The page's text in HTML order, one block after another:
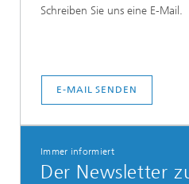
Schreiben Sie uns eine E-Mail.
E-MAIL SENDEN
Immer informiert
Der Newsletter